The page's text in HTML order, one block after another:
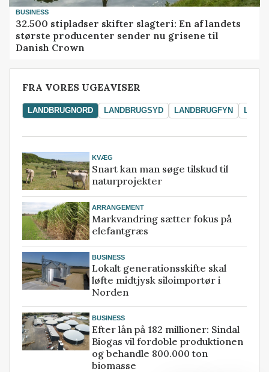
BUSINESS
32.500 stipladser skifter slagteri: En af landets
største producenter sender nu grisene til
Danish Crown
FRA VORES UGEAVISER
LANDBRUGNORD LANDBRUGSYD LANDBRUGFYN
KVÆG
Snart kan man søge tilskud til
naturprojekter
ARRANGEMENT
Markvandring sætter fokus på
elefantgræs
BUSINESS
Lokalt generationsskifte skal
løfte midtjysk siloimportør i
Norden
BUSINESS
Efter lån på 182 millioner: Sindal
Biogas vil fordoble produktionen
og behandle 800.000 ton
biomasse